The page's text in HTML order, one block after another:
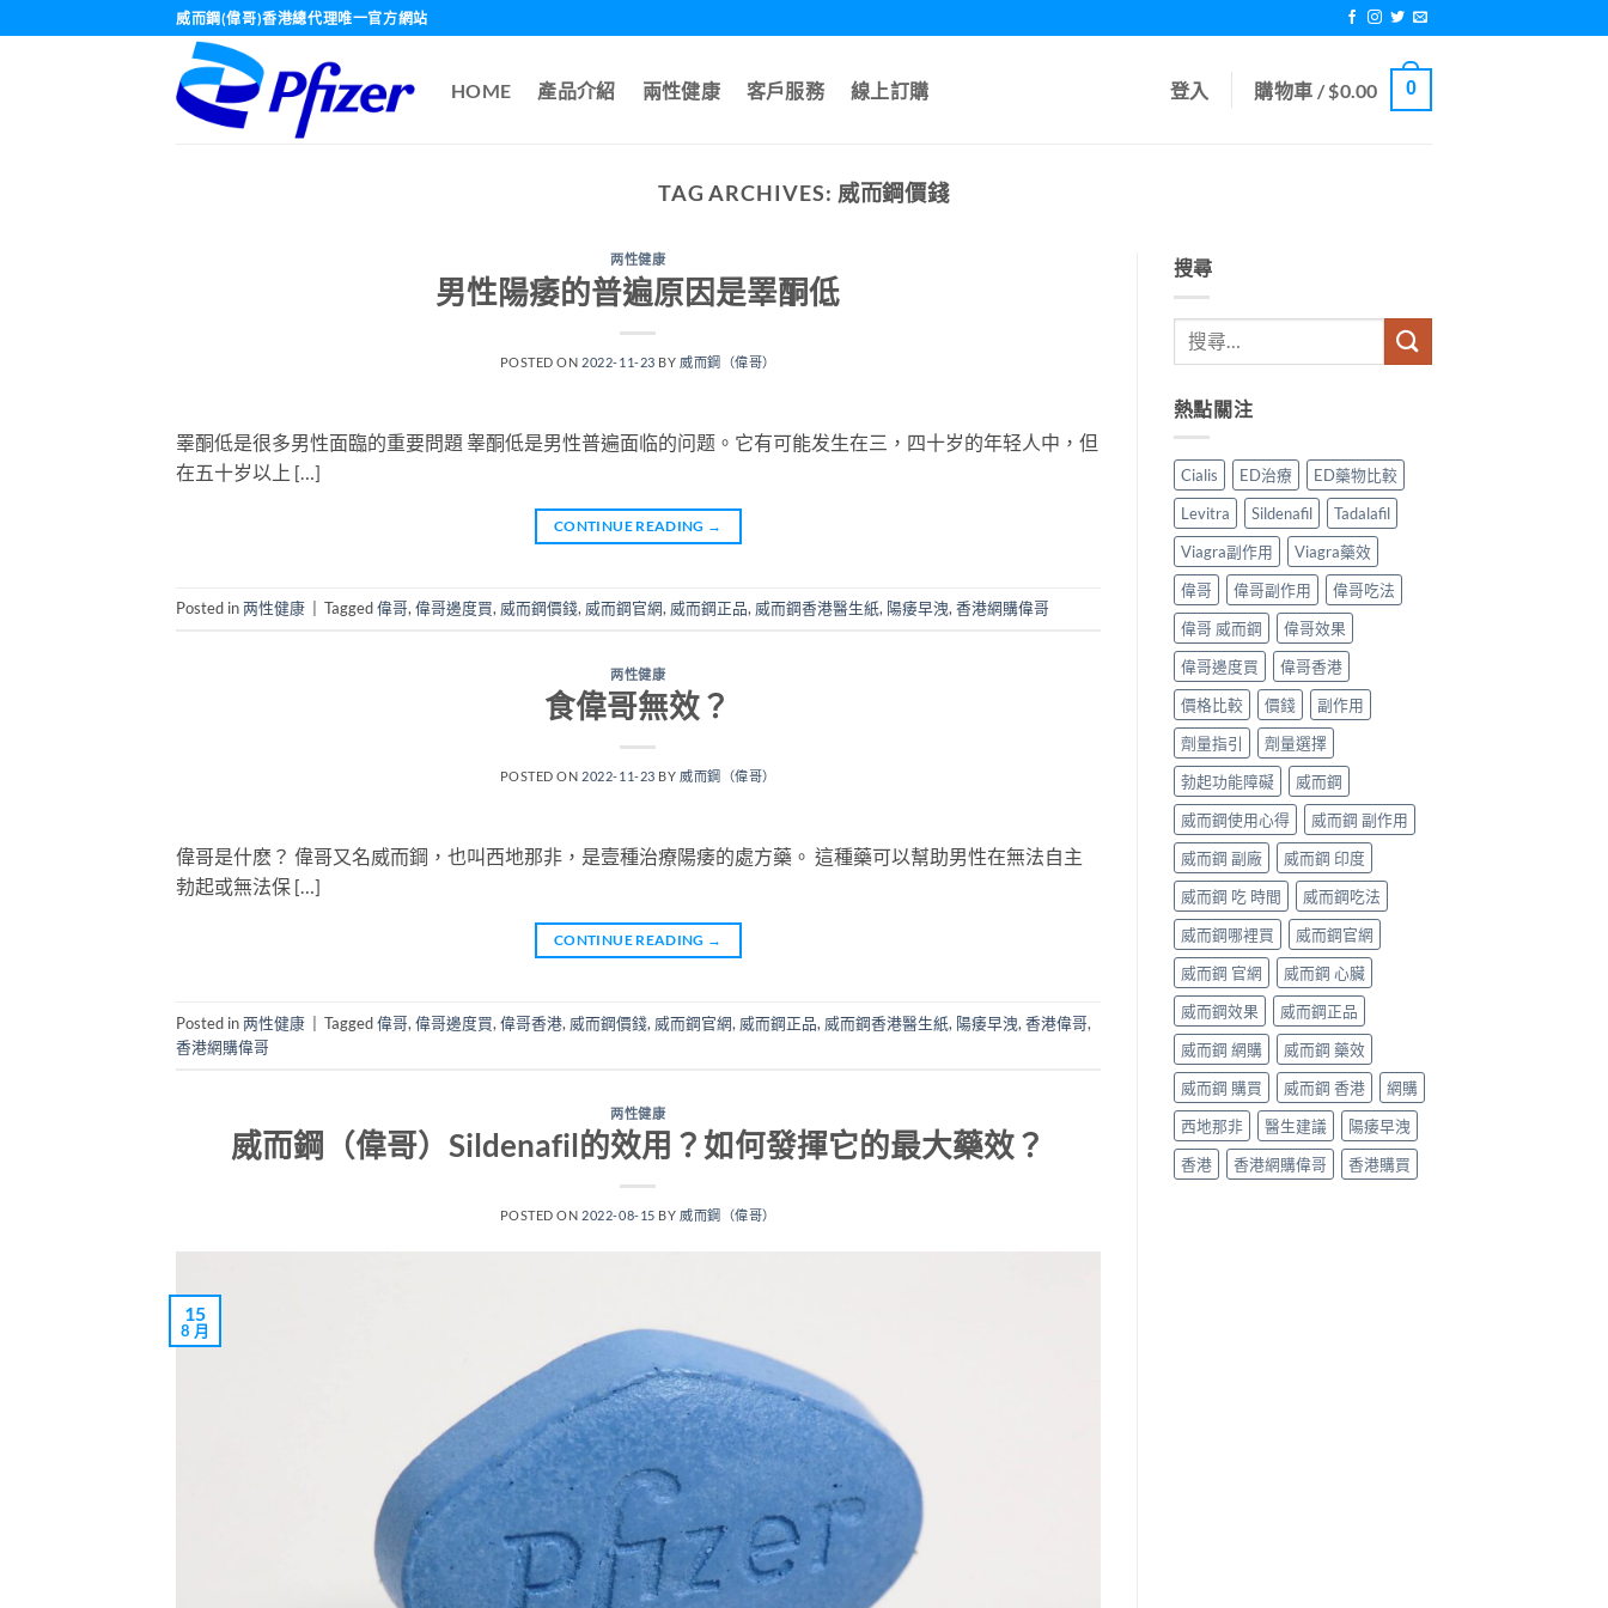
to
威而鋼(偉哥)香港總代理唯一官方網站
HOME 產品介紹 兩性健康 客戶服務 線上訂購 登入 購物車 /$0.00 0
TAG ARCHIVES: 威而鋼價錢
两性健康
男性陽痿的普遍原因是睪酮低
POSTED ON 2022-11-23 BY 威而鋼（偉哥）
睪酮低是很多男性面臨的重要問題 睾酮低是男性普遍面临的问题。它有可能发生在三，四十岁的年轻人中，但
在五十岁以上 […]
CONTINUE READING →
Posted in两性健康 Tagged偉哥, 偉哥邊度買, 威而鋼價錢, 威而鋼官網, 威而鋼正品, 威而鋼香港醫生紙, 陽痿早洩, 香港網購偉哥
两性健康
食偉哥無效？
POSTED ON 2022-11-23 BY 威而鋼（偉哥）
偉哥是什麽？ 偉哥又名威而鋼，也叫西地那非，是壹種治療陽痿的處方藥。 這種藥可以幫助男性在無法自主
勃起或無法保 […]
CONTINUE READING →
Posted in两性健康 Tagged偉哥, 偉哥邊度買, 偉哥香港, 威而鋼價錢, 威而鋼官網, 威而鋼正品, 威而鋼香港醫生紙, 陽痿早洩, 香港偉哥,
香港網購偉哥
两性健康
威而鋼（偉哥）Sildenafil的效用？如何發揮它的最大藥效？
POSTED ON 2022-08-15 BY 威而鋼（偉哥）
15
8 月
搜尋
熱點關注
Cialis ED治療
ED藥物比較
Levitra
Sildenafil
Tadalafil
Viagra副作用
Viagra藥效
偉哥
偉哥副作用
偉哥吃法
偉哥 威而鋼
偉哥效果
偉哥邊度買
偉哥香港
價格比較
價錢
副作用
劑量指引
劑量選擇
勃起功能障礙
威而鋼
威而鋼使用心得
威而鋼 副作用
威而鋼 副廠
威而鋼 印度
威而鋼 吃 時間
威而鋼吃法
威而鋼哪裡買
威而鋼官網
威而鋼 官網
威而鋼 心臟
威而鋼效果
威而鋼正品
威而鋼 網購
威而鋼 藥效
威而鋼 購買
威而鋼 香港
網購
西地那非
醫生建議
陽痿早洩
香港
香港網購偉哥 香港購買